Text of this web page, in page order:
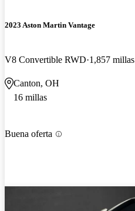
2023 Aston Martin Vantage
V8 Convertible RWD 1,857 millas
Canton, OH
16 millas
Buena oferta